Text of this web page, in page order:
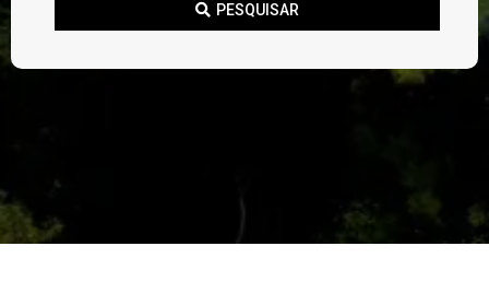
PESQUISAR